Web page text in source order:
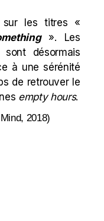
sur les titres «
». Les
sont désormais
à une sérénité
de retrouver le
empty hours.
2018)